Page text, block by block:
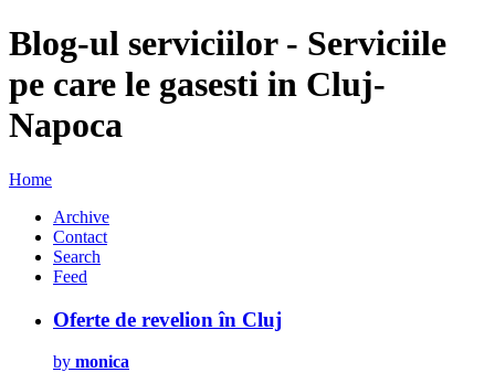
Blog-ul serviciilor - Serviciile
pe care le gasesti in Cluj-
Napoca
Home
Archive
Contact
Search
Feed
Oferte de revelion în Cluj
by monica